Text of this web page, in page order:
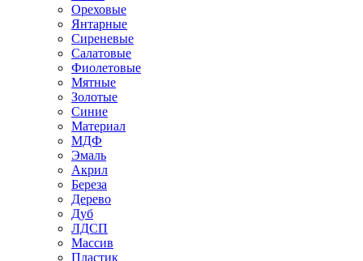
Ореховые
Янтарные
Сиреневые
Салатовые
Фиолетовые
Мятные
Золотые
Синие
Материал
МДФ
Эмаль
Акрил
Береза
Дерево
Дуб
ЛДСП
Массив
Пластик